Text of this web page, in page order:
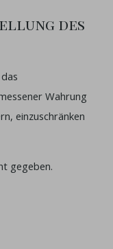
des
Wahrung
einzuschränken
gegeben.